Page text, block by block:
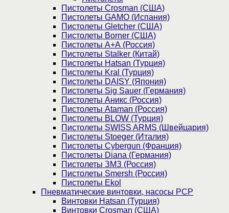
Пистолеты Crosman (США)
Пистолеты GAMO (Испания)
Пистолеты Gletcher (США)
Пистолеты Borner (США)
Пистолеты А+А (Россия)
Пистолеты Stalker (Китай)
Пистолеты Hatsan (Турция)
Пистолеты Kral (Турция)
Пистолеты DAISY (Япония)
Пистолеты Sig Sauer (Германия)
Пистолеты Аникс (Россия)
Пистолеты Ataman (Россия)
Пистолеты BLOW (Турция)
Пистолеты SWISS ARMS (Швейцария)
Пистолеты Stoeger (Италия)
Пистолеты Cybergun (Франция)
Пистолеты Diana (Германия)
Пистолеты ЗМЗ (Россия)
Пистолеты Smersh (Россия)
Пистолеты Ekol
Пневматические винтовки, насосы PCP
Винтовки Hatsan (Турция)
Винтовки Crosman (США)